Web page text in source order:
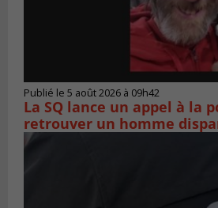
Publié le 5 août 2026 à 09h42
La SQ lance un appel à la
retrouver un homme